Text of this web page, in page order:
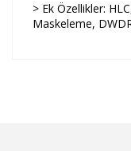
> Ek Özellikler:
Maskeleme,